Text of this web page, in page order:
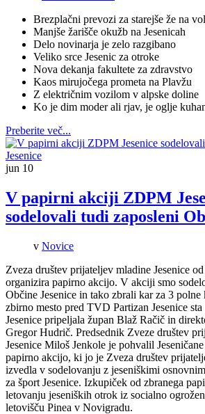
Brezplačni prevozi za starejše že na
Manjše žarišče okužb na Jesenicah
Delo novinarja je zelo razgibano
Veliko srce Jesenic za otroke
Nova dekanja fakultete za zdravstvo
Kaos mirujočega prometa na Plavžu
Z električnim vozilom v alpske doline
Ko je dim moder ali rjav, je oglje
Preberite več...
jun 10
V papirni akciji ZDPM
sodelovali tudi zaposleni
v Novice
Zveza društev prijateljev mladine Jesenice
organizira papirno akcijo. V akciji smo
Občine Jesenice in tako zbrali kar za 3
zbirno mesto pred TVD Partizan Jesenice
Jesenice pripeljala župan Blaž Račič in
Gregor Hudrič. Predsednik Zveze društev
Jesenice Miloš Jenkole je pohvalil
papirno akcijo, ki jo je Zveza društev
izvedla v sodelovanju z jeseniškimi
za šport Jesenice. Izkupiček od zbranega
letovanju jeseniških otrok iz socialno
letovišču Pinea v Novigradu.